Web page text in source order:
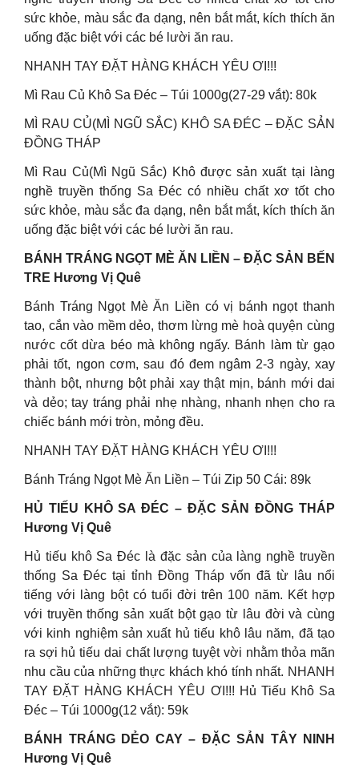
sức khỏe, màu sắc đa dạng, nên bắt mắt, kích thích ăn
uống đặc biệt với các bé lười ăn rau.
NHANH TAY ĐẶT HÀNG KHÁCH YÊU ƠI!!!
Mì Rau Củ Khô Sa Đéc – Túi 1000g(27-29 vắt): 80k
MÌ RAU CỦ(MÌ NGŨ SẮC) KHÔ SA ĐÉC – ĐẶC SẢN
ĐỒNG THÁP
Mì Rau Củ(Mì Ngũ Sắc) Khô được sản xuất tại làng
nghề truyền thống Sa Đéc có nhiều chất xơ tốt cho
sức khỏe, màu sắc đa dạng, nên bắt mắt, kích thích ăn
uống đặc biệt với các bé lười ăn rau.
BÁNH TRÁNG NGỌT MÈ ĂN LIỀN – ĐẶC SẢN BẾN
TRE Hương Vị Quê
Bánh Tráng Ngọt Mè Ăn Liền có vị bánh ngọt thanh
tao, cắn vào mềm dẻo, thơm lừng mè hoà quyện cùng
nước cốt dừa béo mà không ngấy. Bánh làm từ gạo
phải tốt, ngon cơm, sau đó đem ngâm 2-3 ngày, xay
thành bột, nhưng bột phải xay thật mịn, bánh mới dai
và dẻo; tay tráng phải nhẹ nhàng, nhanh nhẹn cho ra
chiếc bánh mới tròn, mỏng đều.
NHANH TAY ĐẶT HÀNG KHÁCH YÊU ƠI!!!
Bánh Tráng Ngọt Mè Ăn Liền – Túi Zip 50 Cái: 89k
HỦ TIẾU KHÔ SA ĐÉC – ĐẶC SẢN ĐỒNG THÁP
Hương Vị Quê
Hủ tiếu khô Sa Đéc là đặc sản của làng nghề truyền
thống Sa Đéc tại tỉnh Đồng Tháp vốn đã từ lâu nổi
tiếng với làng bột có tuổi đời trên 100 năm. Kết hợp
với truyền thống sản xuất bột gạo từ lâu đời và cùng
với kinh nghiệm sản xuất hủ tiếu khô lâu năm, đã tạo
ra sợi hủ tiếu dai chất lượng tuyệt vời nhằm thỏa mãn
nhu cầu của những thực khách khó tính nhất. NHANH
TAY ĐẶT HÀNG KHÁCH YÊU ƠI!!! Hủ Tiếu Khô Sa
Đéc – Túi 1000g(12 vắt): 59k
BÁNH TRÁNG DẺO CAY – ĐẶC SẢN TÂY NINH
Hương Vị Quê